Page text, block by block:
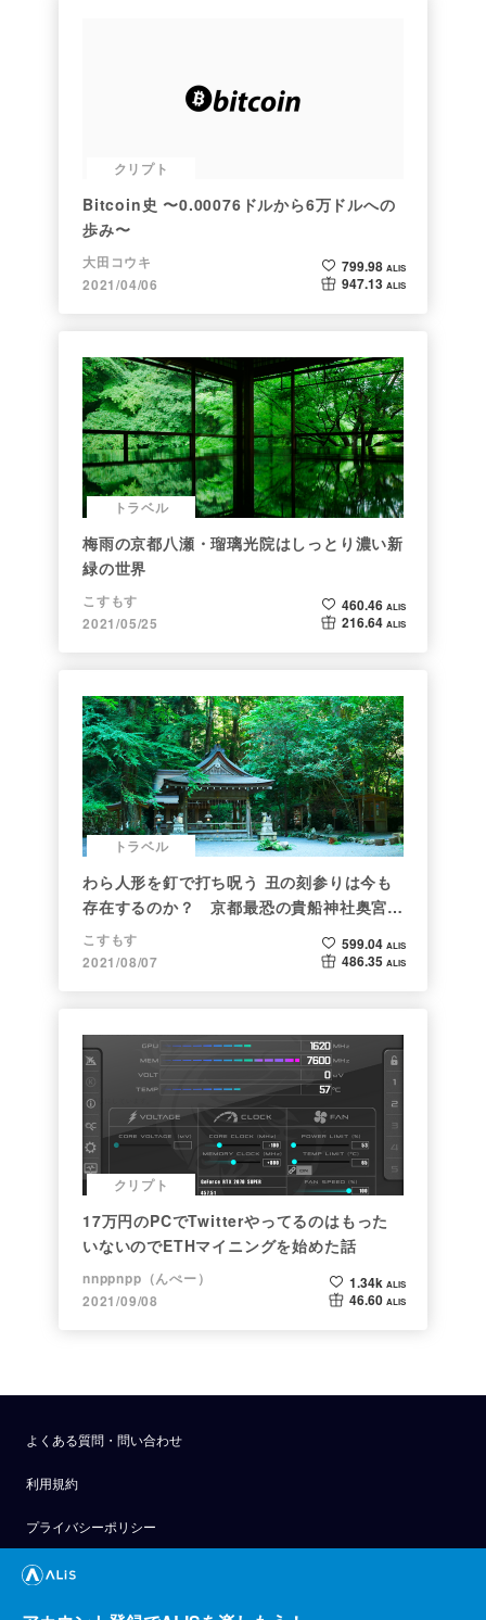
クリプト
Bitcoin史 〜0.00076ドルから6万ドルへの
歩み〜
大田コウキ
2021/04/06
799.98 ALIS
947.13 ALIS
トラベル
梅雨の京都八瀬・瑠璃光院はしっとり濃い新
緑の世界
こすもす
2021/05/25
460.46 ALIS
216.64 ALIS
トラベル
わら人形を釘で打ち呪う 丑の刻参りは今も
存在するのか？ 京都最恐の貴船神社奥宮を
調べた
こすもす
2021/08/07
599.04 ALIS
486.35 ALIS
クリプト
17万円のPCでTwitterやってるのはもった
いないのでETHマイニングを始めた話
nnppnpp（んぺー）
2021/09/08
1.34k ALIS
46.60 ALIS
よくある質問・問い合わせ
利用規約
プライバシーポリシー
公式アナウンス
技術ブログ